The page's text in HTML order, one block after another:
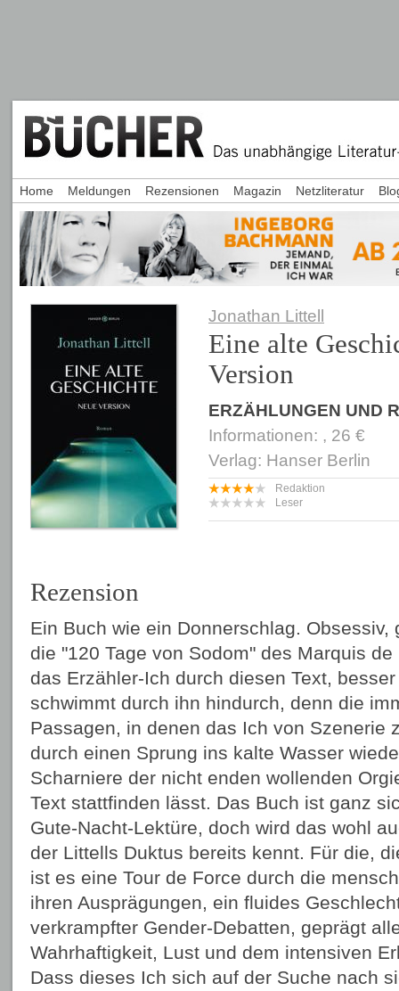
Jonathan Littell
Eine alte
Version
ERZÄHLUNGEN UND
Informationen: , 26 €
Verlag: Hanser Berlin
Redaktion
Leser
Rezension
Ein Buch wie ein Donnerschlag.
die "120 Tage von Sodom" des Marquis
das Erzähler-Ich durch diesen Text,
schwimmt durch ihn hindurch, denn die
Passagen, in denen das Ich von Szenerie
durch einen Sprung ins kalte Wasser
Scharniere der nicht enden wollenden
Text stattfinden lässt. Das Buch ist ganz
Gute-Nacht-Lektüre, doch wird das wohl
der Littells Duktus bereits kennt. Für die,
ist es eine Tour de Force durch die
ihren Ausprägungen, ein fluides
verkrampfter Gender-Debatten, geprägt
Wahrhaftigkeit, Lust und dem intensiven
Dass dieses Ich sich auf der Suche nach
Home Meldungen Rezensionen Magazin Netzliteratur